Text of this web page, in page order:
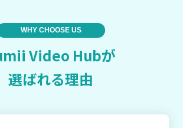
WHY CHOOSE US
Video Hubが
選ばれる理由